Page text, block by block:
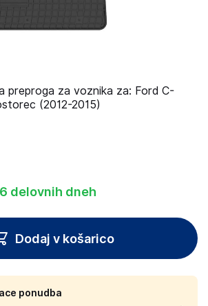
preproga za voznika za: Ford C-
(2012-2015)
delovnih dneh
Dodaj v košarico
ponudba